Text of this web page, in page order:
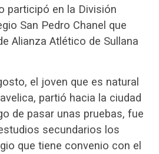
participó en la División
San Pedro Chanel que
Alianza Atlético de Sullana
el joven que es natural
partió hacia la ciudad
de pasar unas pruebas, fue
secundarios los
que tiene convenio con el